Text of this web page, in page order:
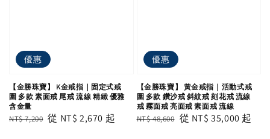
優惠
【金勝珠寶】 K金戒指｜固定式戒
圍 多款 素面戒 尾戒 流線 精緻 優雅
含金量
Regular
NT$ 7,200 Sale
從 NT$ 2,670 起
優惠
【金勝珠寶】 黃金戒指｜活動式戒
圍 多款 鑽沙戒 斜紋戒 刻花戒 流線
戒 霧面戒 亮面戒 素面戒 流線
Regular
NT$ 48,600 Sale
從 NT$ 35,000 起